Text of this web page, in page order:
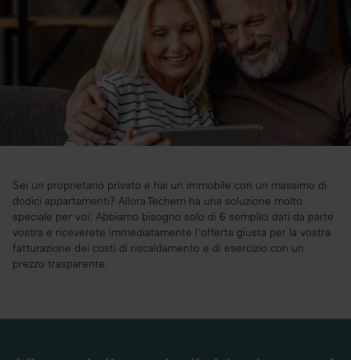
Sei un proprietario privato e hai un immobile con un massimo di
dodici appartamenti? Allora Techem ha una soluzione molto
speciale per voi: Abbiamo bisogno solo di 6 semplici dati da parte
vostra e riceverete immediatamente l'offerta giusta per la vostra
fatturazione dei costi di riscaldamento e di esercizio con un
prezzo trasparente.